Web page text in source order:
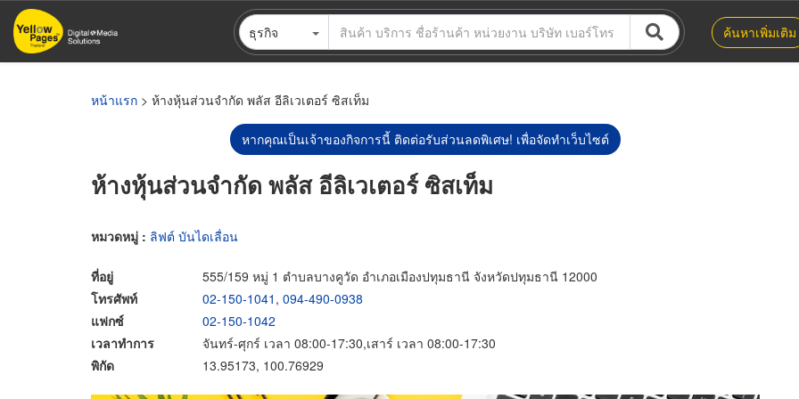
ข้าม
ไป
ธุรกิจ ค้นหาเพิ่มเติม
หน้าแรก > ห้างหุ้นส่วนจำกัด พลัส อีลิเวเตอร์ ซิสเท็ม
หากคุณเป็นเจ้าของกิจการนี้ ติดต่อรับส่วนลดพิเศษ! เพื่อจัดทำเว็บไซต์
ห้างหุ้นส่วนจำกัด พลัส อีลิเวเตอร์ ซิสเท็ม
หมวดหมู่ : ลิฟต์ บันไดเลื่อน
ที่อยู่
555/159 หมู่ 1 ตำบลบางคูวัด อำเภอเมืองปทุมธานี จังหวัดปทุมธานี 12000
โทรศัพท์
02-150-1041 , 094-490-0938
แฟกซ์
02-150-1042
เวลาทำการ
จันทร์-ศุกร์ เวลา 08:00-17:30,เสาร์ เวลา 08:00-17:30
พิกัด
13.95173, 100.76929